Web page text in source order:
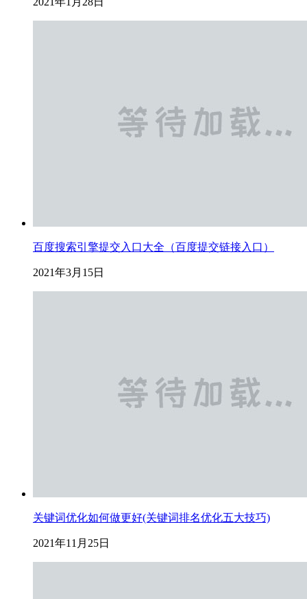
百度搜索引擎提交入口大全（百度提交链接入口）
2021年3月15日
关键词优化如何做更好(关键词排名优化五大技巧)
2021年11月25日